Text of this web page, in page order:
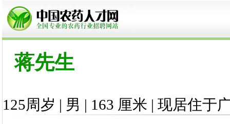
蒋先生
125周岁 | 男 | 163 厘米 | 现居住于